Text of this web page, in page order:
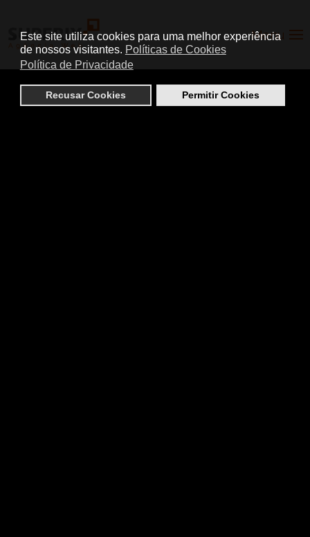
Este site utiliza cookies para uma melhor experiência
de nossos visitantes. Políticas de Cookies
Política de Privacidade
Recusar Cookies Permitir Cookies
Menu